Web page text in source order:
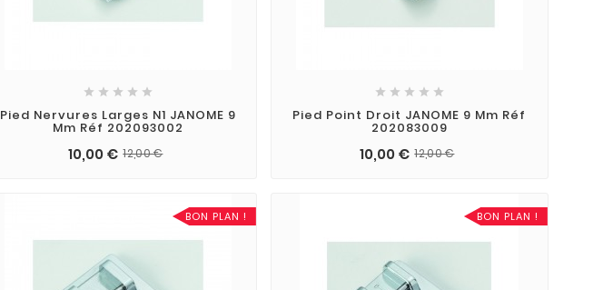
    
Pied Nervures Larges N1 JANOME 9
Mm Réf 202093002
10,00 € 12,00 €
    
Pied Point Droit JANOME 9 Mm Réf
202083009
10,00 € 12,00 €
BON PLAN ! BON PLAN !